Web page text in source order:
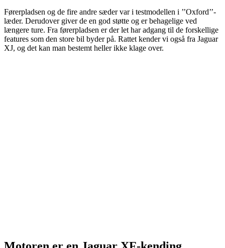
Førerpladsen og de fire andre sæder var i testmodellen i ’’Oxford’’-
læder. Derudover giver de en god støtte og er behagelige ved
længere ture. Fra førerpladsen er der let har adgang til de forskellige
features som den store bil byder på. Rattet kender vi også fra Jaguar
XJ, og det kan man bestemt heller ikke klage over.